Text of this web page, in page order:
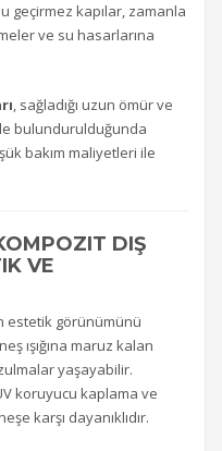
geçirmez kapılar, zamanla
ve su hasarlarına
, sağladığı uzun ömür ve
bulundurulduğunda
bakım maliyetleri ile
DIŞ
VE
estetik görünümünü
ışığına maruz kalan
yaşayabilir.
koruyucu kaplama ve
karşı dayanıklıdır.